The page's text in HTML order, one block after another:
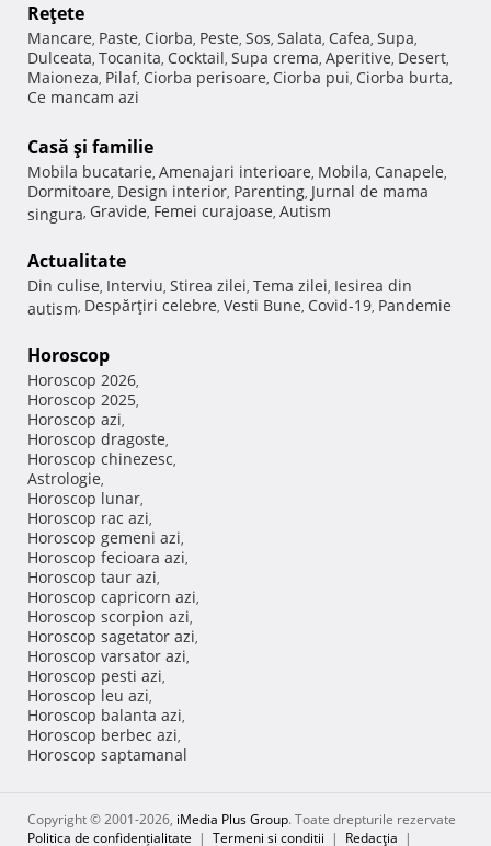
Reţete
Mancare, Paste, Ciorba, Peste, Sos, Salata, Cafea, Supa,
Dulceata, Tocanita, Cocktail, Supa crema, Aperitive, Desert,
Maioneza, Pilaf, Ciorba perisoare, Ciorba pui, Ciorba burta,
Ce mancam azi
Casă şi familie
Mobila bucatarie, Amenajari interioare, Mobila, Canapele,
Dormitoare, Design interior, Parenting, Jurnal de mama
singura, Gravide, Femei curajoase, Autism
Actualitate
Din culise, Interviu, Stirea zilei, Tema zilei, Iesirea din
autism, Despărţiri celebre, Vesti Bune, Covid-19, Pandemie
Horoscop
Horoscop 2026,
Horoscop 2025,
Horoscop azi,
Horoscop dragoste,
Horoscop chinezesc,
Astrologie,
Horoscop lunar,
Horoscop rac azi,
Horoscop gemeni azi,
Horoscop fecioara azi,
Horoscop taur azi,
Horoscop capricorn azi,
Horoscop scorpion azi,
Horoscop sagetator azi,
Horoscop varsator azi,
Horoscop pesti azi,
Horoscop leu azi,
Horoscop balanta azi,
Horoscop berbec azi,
Horoscop saptamanal
Copyright © 2001-2026, iMedia Plus Group. Toate drepturile rezervate
Politica de confidențialitate | Termeni si conditii | Redacţia |